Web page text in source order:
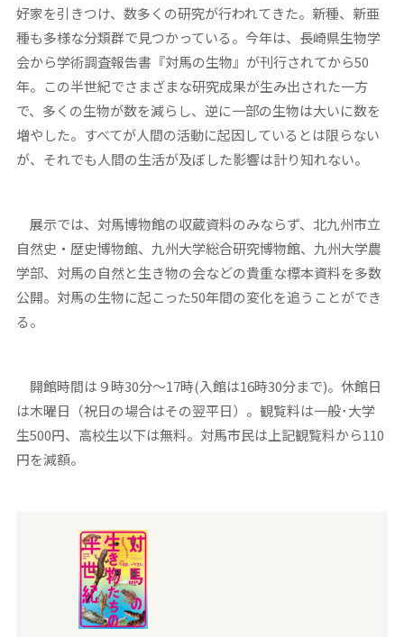
好家を引きつけ、数多くの研究が行われてきた。新種、新亜
種も多様な分類群で見つかっている。今年は、長崎県生物学
会から学術調査報告書『対馬の生物』が刊行されてから50
年。この半世紀でさまざまな研究成果が生み出された一方
で、多くの生物が数を減らし、逆に一部の生物は大いに数を
増やした。すべてが人間の活動に起因しているとは限らない
が、それでも人間の生活が及ぼした影響は計り知れない。
展示では、対馬博物館の収蔵資料のみならず、北九州市立
自然史・歴史博物館、九州大学総合研究博物館、九州大学農
学部、対馬の自然と生き物の会などの貴重な標本資料を多数
公開。対馬の生物に起こった50年間の変化を追うことができ
る。
開館時間は９時30分〜17時(入館は16時30分まで)。休館日
は木曜日（祝日の場合はその翌平日）。観覧料は一般･大学
生500円、高校生以下は無料。対馬市民は上記観覧料から110
円を減額。